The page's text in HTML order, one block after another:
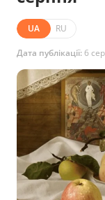
UA RU
Дата публікації: 6